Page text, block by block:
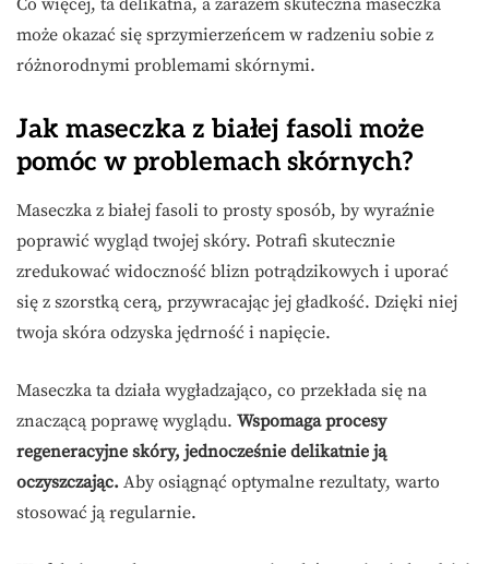
Co więcej, ta delikatna, a zarazem skuteczna maseczka
może okazać się sprzymierzeńcem w radzeniu sobie z
różnorodnymi problemami skórnymi.
Jak maseczka z białej fasoli może
pomóc w problemach skórnych?
Maseczka z białej fasoli to prosty sposób, by wyraźnie
poprawić wygląd twojej skóry. Potrafi skutecznie
zredukować widoczność blizn potrądzikowych i uporać
się z szorstką cerą, przywracając jej gładkość. Dzięki niej
twoja skóra odzyska jędrność i napięcie.
Maseczka ta działa wygładzająco, co przekłada się na
znaczącą poprawę wyglądu. Wspomaga procesy
regeneracyjne skóry, jednocześnie delikatnie ją
oczyszczając. Aby osiągnąć optymalne rezultaty, warto
stosować ją regularnie.